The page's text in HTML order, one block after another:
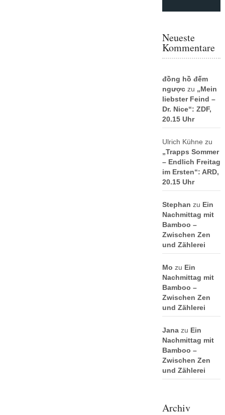
Neueste
Kommentare
đồng hồ đếm
ngượczu „Mein
liebster Feind –
Dr. Nice“: ZDF,
20.15 Uhr
Ulrich Kühne zu
„Trapps Sommer
– Endlich Freitag
im Ersten“: ARD,
20.15 Uhr
Stephan zu Ein
Nachmittag mit
Bamboo –
Zwischen Zen
und Zählerei
Mo zu Ein
Nachmittag mit
Bamboo –
Zwischen Zen
und Zählerei
Janazu Ein
Nachmittag mit
Bamboo –
Zwischen Zen
und Zählerei
Archiv